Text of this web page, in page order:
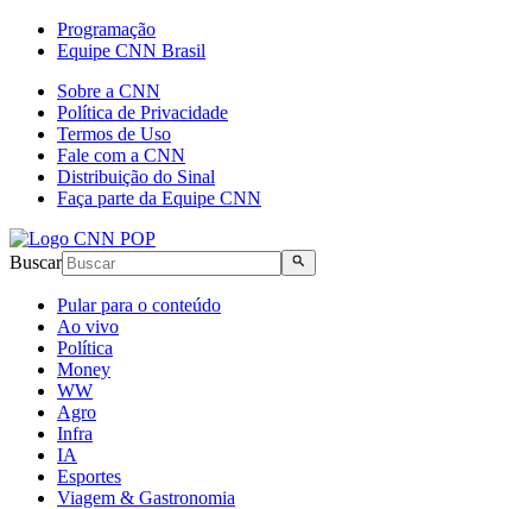
Programação
Equipe CNN Brasil
Sobre a CNN
Política de Privacidade
Termos de Uso
Fale com a CNN
Distribuição do Sinal
Faça parte da Equipe CNN
Buscar
Pular para o conteúdo
Ao vivo
Política
Money
WW
Agro
Infra
IA
Esportes
Viagem & Gastronomia